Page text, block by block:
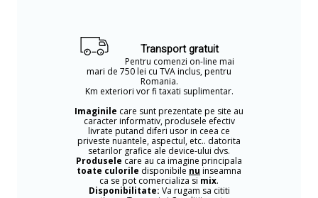
Transport gratuit
Pentru comenzi on-line mai
mari de 750 lei cu TVA inclus, pentru
Romania.
Km exteriori vor fi taxati suplimentar.
Imaginile care sunt prezentate pe site au
caracter informativ, produsele efectiv
livrate putand diferi usor in ceea ce
priveste nuantele, aspectul, etc.. datorita
setarilor grafice ale device-ului dvs.
Produsele care au ca imagine principala
toate culorile disponibile nu inseamna
ca se pot comercializa si mix.
Disponibilitate: Va rugam sa cititi